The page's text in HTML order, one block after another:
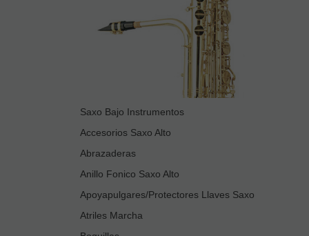
Saxo Bajo Instrumentos
Accesorios Saxo Alto
Abrazaderas
Anillo Fonico Saxo Alto
Apoyapulgares/Protectores Llaves Saxo
Atriles Marcha